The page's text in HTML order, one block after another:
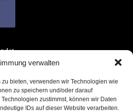
verwalten
bieten, verwenden wir Technologien wie
zu speichern und/oder darauf
zustimmst, können wir Daten
IDs auf dieser Website verarbeiten.
in
.